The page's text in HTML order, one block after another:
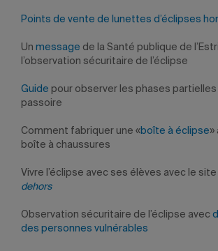
Points de vente de lunettes d’éclipses
Un message de la Santé publique de
l’observation sécuritaire de l’éclipse
Guide pour observer les phases partielles
passoire
Comment fabriquer une «boîte à éclipse»
boîte à chaussures
Vivre l’éclipse avec ses élèves avec le site
dehors
Observation sécuritaire de l’éclipse avec
des personnes vulnérables